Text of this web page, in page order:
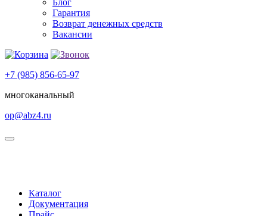
Блог
Гарантия
Возврат денежных средств
Вакансии
+7 (985) 856-65-97
многоканальный
op@abz4.ru
Каталог
Документация